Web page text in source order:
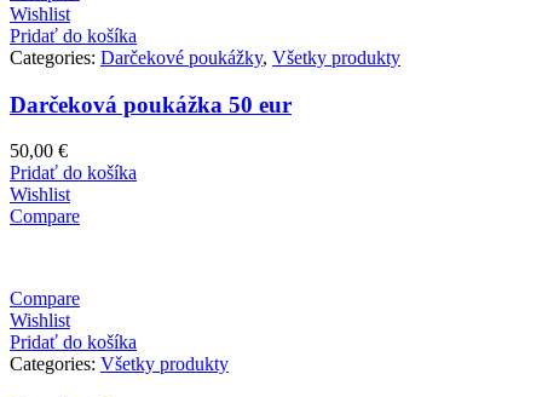
Wishlist
Pridať do košíka
Categories: Darčekové poukážky, Všetky produkty
Darčeková poukážka 50 eur
50,00 €
Pridať do košíka
Wishlist
Compare
Compare
Wishlist
Pridať do košíka
Categories: Všetky produkty